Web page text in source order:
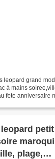
leopard grand
à mains
fete anniversaire
plage,